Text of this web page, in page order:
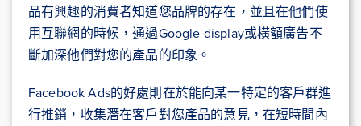
品有興趣的消費者知道您品牌的存在，並且在他們使
用互聯網的時候，通過Google display或橫額廣告不
斷加深他們對您的產品的印象。
Facebook Ads的好處則在於能向某一特定的客戶群進
行推銷，收集潛在客戶對您產品的意見，在短時間內